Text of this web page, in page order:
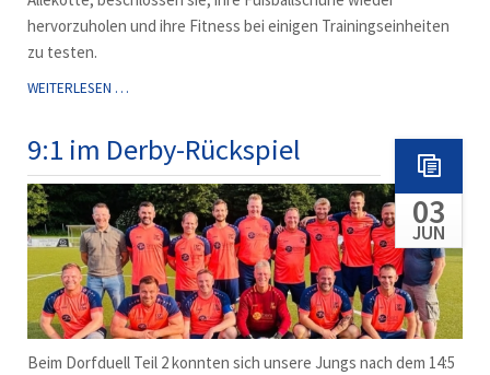
hervorzuholen und ihre Fitness bei einigen Trainingseinheiten
zu testen.
WEITERLESEN …DIE
WERDEN
60!
9:1 im Derby-Rückspiel
03
JUN
Beim Dorfduell Teil 2 konnten sich unsere Jungs nach dem 14:5